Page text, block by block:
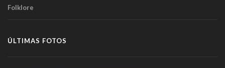
Folklore
ÚLTIMAS FOTOS